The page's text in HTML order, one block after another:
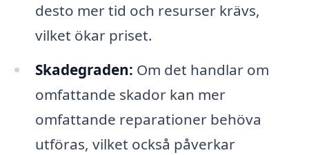
desto mer tid och resurser krävs,
vilket ökar priset.
Skadegraden: Om det handlar om
omfattande skador kan mer
omfattande reparationer behöva
utföras, vilket också påverkar